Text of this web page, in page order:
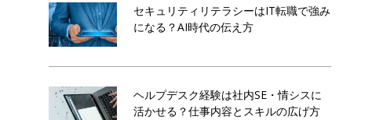
セキュリティリテラシーはIT転職で強み
になる？AI時代の伝え方
ヘルプデスク経験は社内SE・情シスに
活かせる？仕事内容とスキルの広げ方